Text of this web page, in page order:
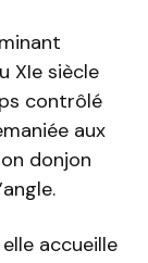
XIe siècle
contrôlé
aux
donjon
accueille